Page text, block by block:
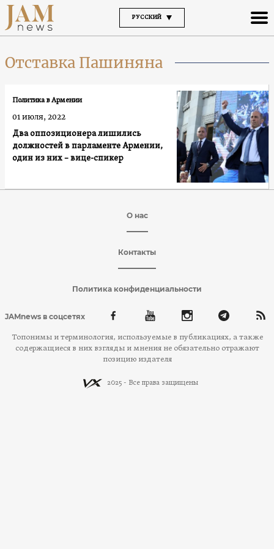
РУССКИЙ
Отставка Пашиняна
Два оппозиционера лишились
должностей в парламенте Армении,
один из них – вице-спикер
Политика в Армении
01 июля, 2022
О нас
Контакты
Политика конфиденциальности
JAMnews в соцсетях
Топонимы и терминология, используемые в публикациях, а также
содержащиеся в них взгляды и мнения не обязательно отражают
позицию издателя
2025 - Все права защищены